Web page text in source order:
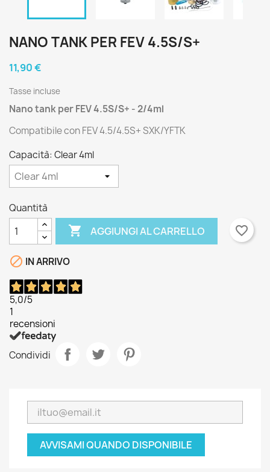
NANO TANK PER FEV 4.5S/S+
11,90 €
Tasse incluse
Nano tank per FEV 4.5S/S+ - 2/4ml
Compatibile con FEV 4.5/4.5S+ SXK/YFTK
Capacità: Clear 4ml
Quantità
 AGGIUNGI AL CARRELLO favorite_border
 IN ARRIVO
5,0/5
1
recensioni
Condividi
AVVISAMI QUANDO DISPONIBILE